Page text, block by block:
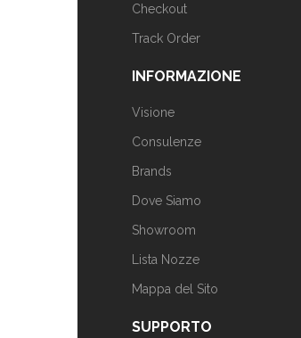
Checkout
Track Order
INFORMAZIONE
Visione
Consulenze
Brands
Dove Siamo
Showroom
Lista Nozze
Mappa del Sito
SUPPORTO